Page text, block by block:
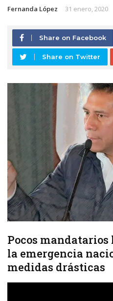
Fernanda López 31 enero, 2020
Share on Facebook
Share on Twitter
Pocos
la emergencia
medidas drásticas